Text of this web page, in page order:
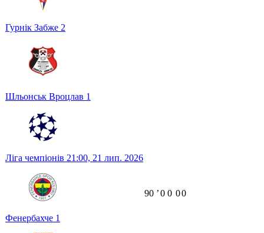
Гурнік Забже 2
Шльонськ Вроцлав 1
Ліга чемпіонів 21:00, 21 лип. 2026
Фенербахче 1
90 ʼ0 0 00